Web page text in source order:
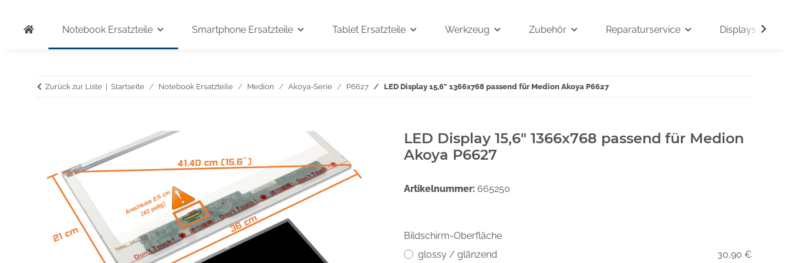
Notebook Ersatzteile Smartphone Ersatzteile Tablet Ersatzteile Werkzeug Zubehör Reparaturservice Displays auf
Zurück zur Liste Startseite Notebook Ersatzteile Medion Akoya-Serie P6627 LED Display 15,6" 1366x768 passend für Medion Akoya P6627
LED Display 15,6" 1366x768 passend für Medion
Akoya P6627
Artikelnummer: 665250
Bildschirm-Oberfläche
glossy / glänzend
30,90 €